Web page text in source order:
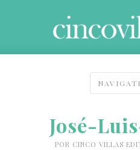
José-
POR CINCO VILLAS